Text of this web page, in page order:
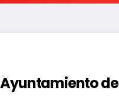
de